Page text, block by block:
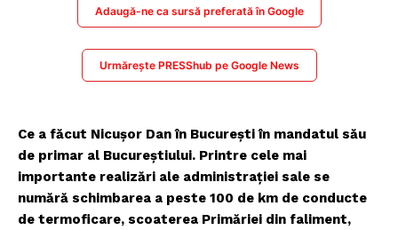
Adaugă-ne ca sursă preferată în Google
Urmărește PRESShub pe Google News
Ce a făcut Nicușor Dan în București în mandatul său
de primar al Bucureștiului. Printre cele mai
importante realizări ale administrației sale se
numără schimbarea a peste 100 de km de conducte
de termoficare, scoaterea Primăriei din faliment,